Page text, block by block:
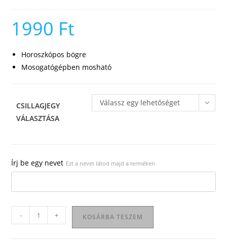
1990 Ft
Horoszkópos bögre
Mosogatógépben mosható
CSILLAGJEGY
VÁLASZTÁSA
Válassz egy lehetőséget
Írj be egy nevet Ezt a nevet látod majd a terméken
Horoszkópos
bögre
- + KOSÁRBA TESZEM